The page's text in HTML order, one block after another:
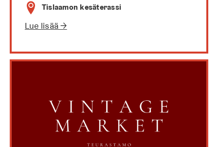
Tislaamon kesäterassi
Lue lisää →